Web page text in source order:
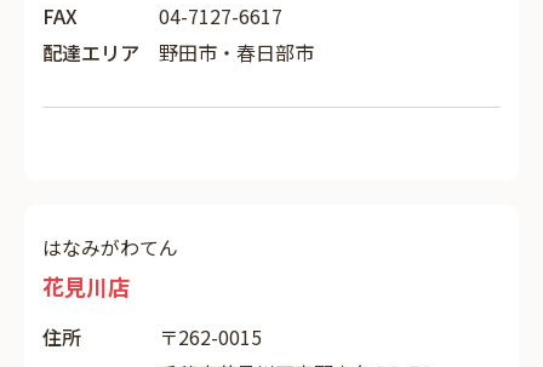
FAX
04-7127-6617
配達エリア
野田市・春日部市
はなみがわてん
花見川店
住所
〒262-0015